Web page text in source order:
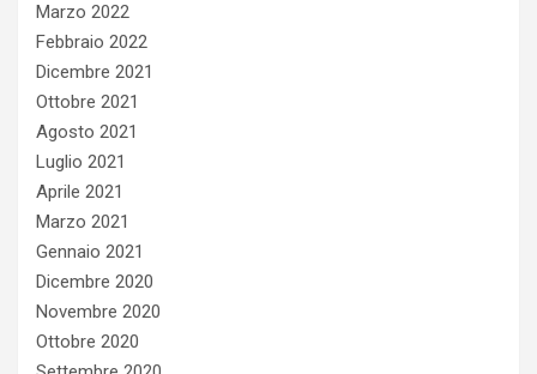
Marzo 2022
Febbraio 2022
Dicembre 2021
Ottobre 2021
Agosto 2021
Luglio 2021
Aprile 2021
Marzo 2021
Gennaio 2021
Dicembre 2020
Novembre 2020
Ottobre 2020